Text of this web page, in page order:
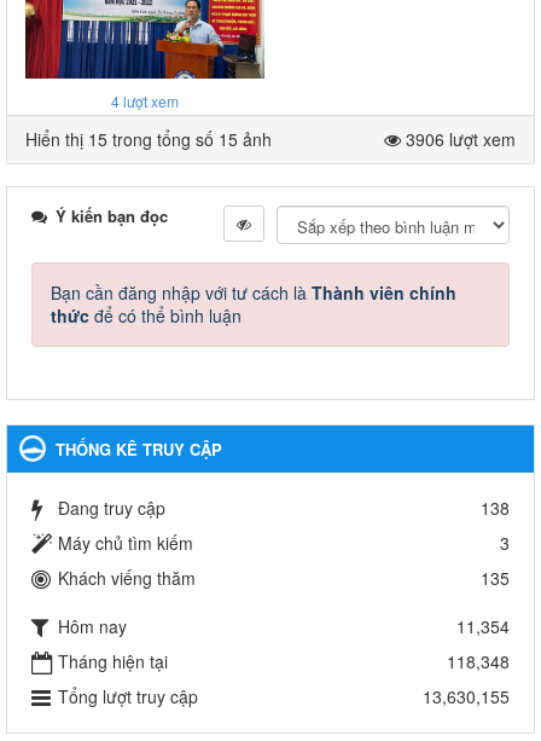
4lượt xem
Hiển thị 15 trong tổng số 15 ảnh 3906 lượt xem
Ý kiến bạn đọc
Bạn cần đăng nhập với tư cách là Thành viên chính
thức để có thể bình luận
THỐNG KÊ TRUY CẬP
Đang truy cập
138
Máy chủ tìm kiếm
3
Khách viếng thăm
135
Hôm nay
11,354
Tháng hiện tại
118,348
Tổng lượt truy cập
13,630,155